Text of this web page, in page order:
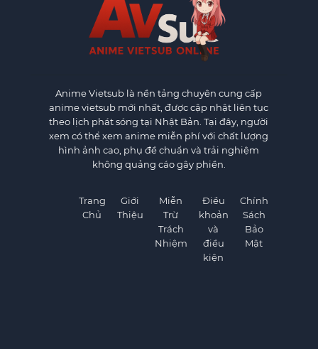
Anime Vietsub là nền tảng chuyên cung cấp
anime vietsub mới nhất, được cập nhật liên tục
theo lịch phát sóng tại Nhật Bản. Tại đây, người
xem có thể xem anime miễn phí với chất lượng
hình ảnh cao, phụ đề chuẩn và trải nghiệm
không quảng cáo gây phiền.
Trang
Chủ
Giới
Thiệu
Miễn
Trừ
Trách
Nhiệm
Điều
khoản
và
điều
kiện
Chính
Sách
Bảo
Mật